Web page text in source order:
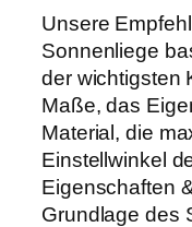
Unsere
Sonnenliege
der wichtigsten
Maße, das
Material, die
Einstellwinkel
Eigenschaften
Grundlage des